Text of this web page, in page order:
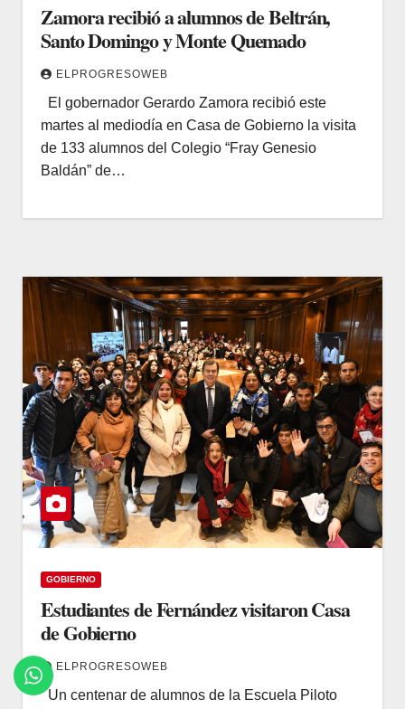
Zamora recibió a alumnos de Beltrán,
Santo Domingo y Monte Quemado
ELPROGRESOWEB
El gobernador Gerardo Zamora recibió este
martes al mediodía en Casa de Gobierno la visita
de 133 alumnos del Colegio “Fray Genesio
Baldán” de…
GOBIERNO
Estudiantes de Fernández visitaron Casa
de Gobierno
ELPROGRESOWEB
Un centenar de alumnos de la Escuela Piloto